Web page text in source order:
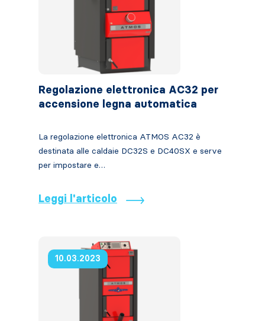
Regolazione elettronica AC32 per
accensione legna automatica
La regolazione elettronica ATMOS AC32 è
destinata alle caldaie DC32S e DC40SX e serve
per impostare e…
Leggi l'articolo
10.03.2023